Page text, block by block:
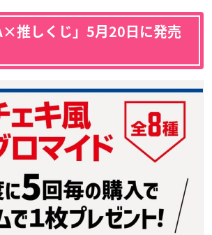
推しくじ」5月20日に発売